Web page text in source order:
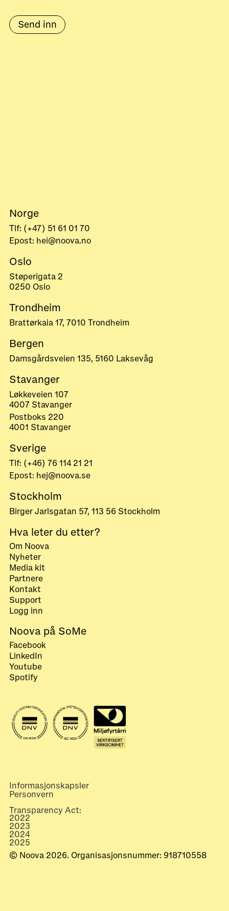
Norge
Tlf: (+47) 51 61 01 70
Epost: hei@noova.no
Oslo
Støperigata 2
0250 Oslo
Trondheim
Brattørkaia 17, 7010 Trondheim
Bergen
Damsgårdsveien 135, 5160 Laksevåg
Stavanger
Løkkeveien 107
4007 Stavanger
Postboks 220
4001 Stavanger
Sverige
Tlf: (+46) 76 114 21 21
Epost: hej@noova.se
Stockholm
Birger Jarlsgatan 57, 113 56 Stockholm
Hva leter du etter?
Om Noova
Nyheter
Media kit
Partnere
Kontakt
Support
Logg inn
Noova på SoMe
Facebook
LinkedIn
Youtube
Spotify
Informasjonskapsler
Personvern
© Noova 2026. Organisasjonsnummer: 918710558
Transparency Act:
2022
2023
2024
2025